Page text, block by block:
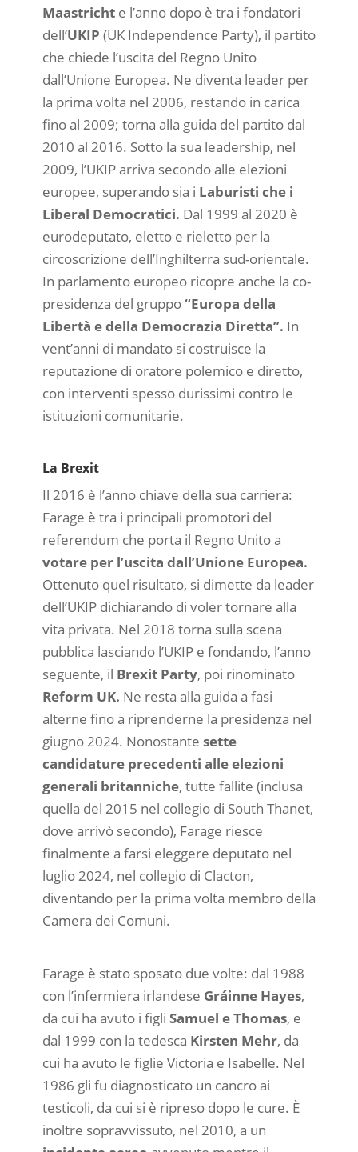
Maastrichte l’anno dopo è tra i fondatori
dell’UKIP (UK Independence Party), il partito
che chiede l’uscita del Regno Unito
dall’Unione Europea. Ne diventa leader per
la prima volta nel 2006, restando in carica
fino al 2009; torna alla guida del partito dal
2010 al 2016. Sotto la sua leadership, nel
2009, l’UKIP arriva secondo alle elezioni
europee, superando sia i Laburisti che i
Liberal Democratici. Dal 1999 al 2020 è
eurodeputato, eletto e rieletto per la
circoscrizione dell’Inghilterra sud-orientale.
In parlamento europeo ricopre anche la co-
presidenza del gruppo“Europa della
Libertà e della Democrazia Diretta”. In
vent’anni di mandato si costruisce la
reputazione di oratore polemico e diretto,
con interventi spesso durissimi contro le
istituzioni comunitarie.
La Brexit
Il 2016 è l’anno chiave della sua carriera:
Farage è tra i principali promotori del
referendum che porta il Regno Unito a
votare per l’uscita dall’Unione Europea.
Ottenuto quel risultato, si dimette da leader
dell’UKIP dichiarando di voler tornare alla
vita privata. Nel 2018 torna sulla scena
pubblica lasciando l’UKIP e fondando, l’anno
seguente, il Brexit Party, poi rinominato
Reform UK. Ne resta alla guida a fasi
alterne fino a riprenderne la presidenza nel
giugno 2024. Nonostante sette
candidature precedenti alle elezioni
generali britanniche, tutte fallite (inclusa
quella del 2015 nel collegio di South Thanet,
dove arrivò secondo), Farage riesce
finalmente a farsi eleggere deputato nel
luglio 2024, nel collegio di Clacton,
diventando per la prima volta membro della
Camera dei Comuni.
Farage è stato sposato due volte: dal 1988
con l’infermiera irlandese Gráinne Hayes,
da cui ha avuto i figli Samuel e Thomas, e
dal 1999 con la tedesca Kirsten Mehr, da
cui ha avuto le figlie Victoria e Isabelle. Nel
1986 gli fu diagnosticato un cancro ai
testicoli, da cui si è ripreso dopo le cure. È
inoltre sopravvissuto, nel 2010, a un